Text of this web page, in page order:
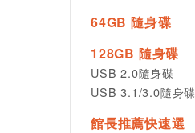
64GB 隨身碟
128GB 隨身碟
USB 2.0隨身碟
USB 3.1/3.0隨身碟
館長推薦快速選